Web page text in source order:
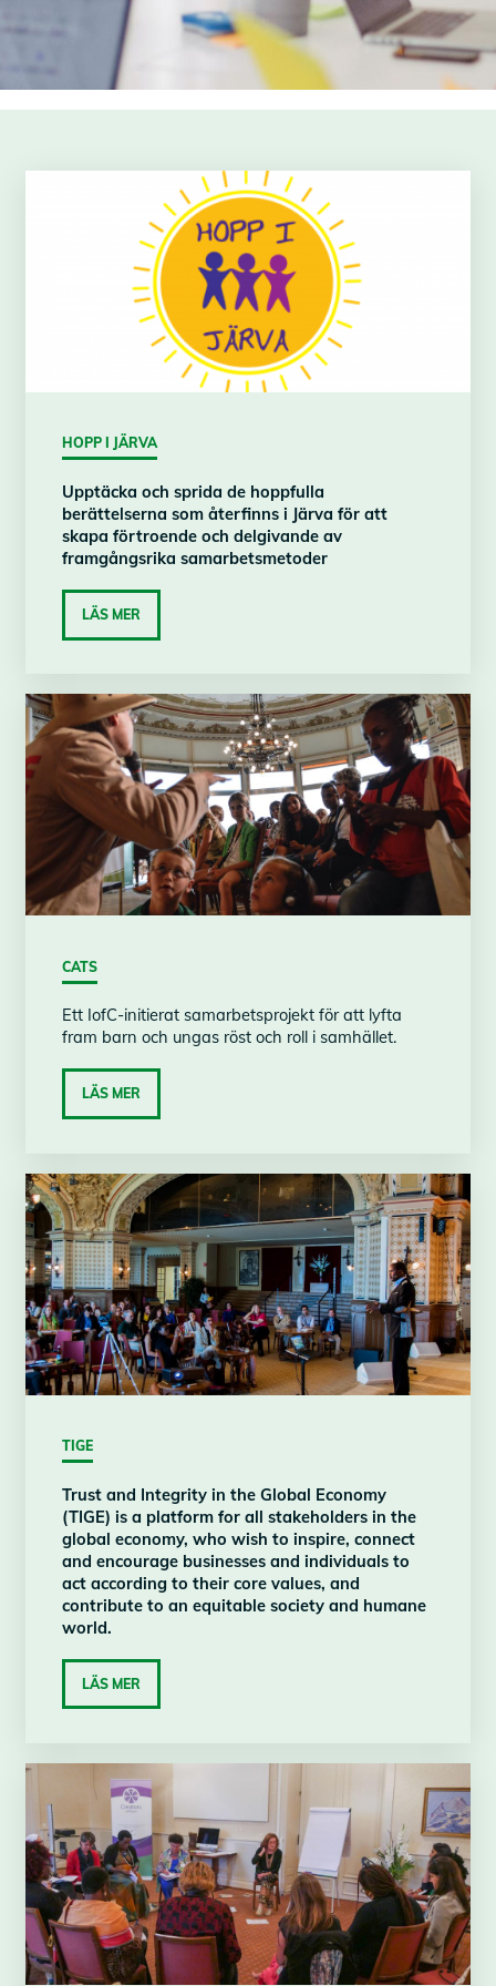
HOPP I JÄRVA
Upptäcka och sprida de hoppfulla
berättelserna som återfinns i Järva för att
skapa förtroende och delgivande av
framgångsrika samarbetsmetoder
LÄS MER
CATS
Ett IofC-initierat samarbetsprojekt för att lyfta
fram barn och ungas röst och roll i samhället.
LÄS MER
TIGE
Trust and Integrity in the Global Economy
(TIGE) is a platform for all stakeholders in the
global economy, who wish to inspire, connect
and encourage businesses and individuals to
act according to their core values, and
contribute to an equitable society and humane
world.
LÄS MER